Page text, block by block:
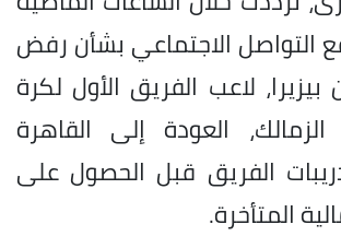
التواصل الاجتماعي بشأن رفض
بيزيرا، لاعب الفريق الأول لكرة
العودة إلى القاهرة
الفريق قبل الحصول على
المتأخرة.